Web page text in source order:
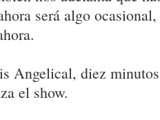
será algo
Angelical, diez
el show.